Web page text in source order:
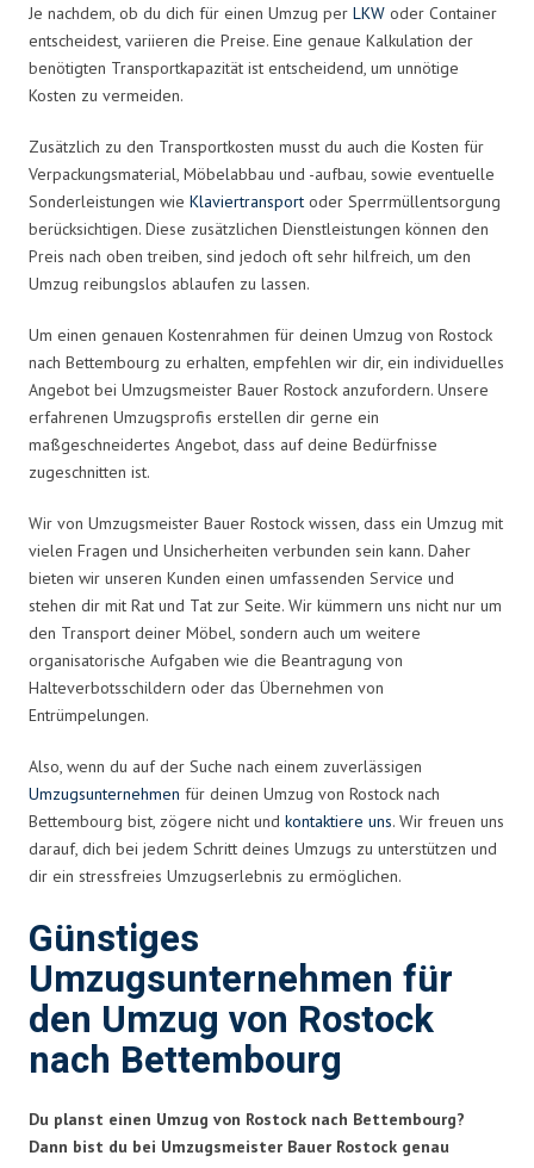
Je nachdem, ob du dich für einen Umzug per LKW oder Container
entscheidest, variieren die Preise. Eine genaue Kalkulation der
benötigten Transportkapazität ist entscheidend, um unnötige
Kosten zu vermeiden.
Zusätzlich zu den Transportkosten musst du auch die Kosten für
Verpackungsmaterial, Möbelabbau und -aufbau, sowie eventuelle
Sonderleistungen wie Klaviertransport oder Sperrmüllentsorgung
berücksichtigen. Diese zusätzlichen Dienstleistungen können den
Preis nach oben treiben, sind jedoch oft sehr hilfreich, um den
Umzug reibungslos ablaufen zu lassen.
Um einen genauen Kostenrahmen für deinen Umzug von Rostock
nach Bettembourg zu erhalten, empfehlen wir dir, ein individuelles
Angebot bei Umzugsmeister Bauer Rostock anzufordern. Unsere
erfahrenen Umzugsprofis erstellen dir gerne ein
maßgeschneidertes Angebot, dass auf deine Bedürfnisse
zugeschnitten ist.
Wir von Umzugsmeister Bauer Rostock wissen, dass ein Umzug mit
vielen Fragen und Unsicherheiten verbunden sein kann. Daher
bieten wir unseren Kunden einen umfassenden Service und
stehen dir mit Rat und Tat zur Seite. Wir kümmern uns nicht nur um
den Transport deiner Möbel, sondern auch um weitere
organisatorische Aufgaben wie die Beantragung von
Halteverbotsschildern oder das Übernehmen von
Entrümpelungen.
Also, wenn du auf der Suche nach einem zuverlässigen
Umzugsunternehmen für deinen Umzug von Rostock nach
Bettembourg bist, zögere nicht und kontaktiere uns. Wir freuen uns
darauf, dich bei jedem Schritt deines Umzugs zu unterstützen und
dir ein stressfreies Umzugserlebnis zu ermöglichen.
Günstiges
Umzugsunternehmen für
den Umzug von Rostock
nach Bettembourg
Du planst einen Umzug von Rostock nach Bettembourg?
Dann bist du bei Umzugsmeister Bauer Rostock genau